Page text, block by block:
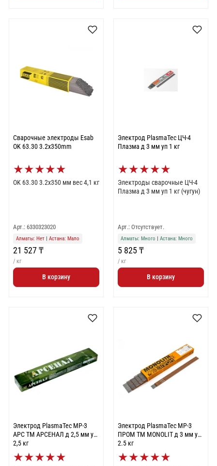
Сварочные электроды Esab
OK 63.30 3.2x350mm
★★★★★
OK 63.30 3.2x350 мм вес 4,1 кг
Арт.: 6330323020
Алматы: Нет| Астана: Мало
21 527 ₸
/ кг
В корзину
Электрод PlasmaTec ЦЧ-4
Плазма д 3 мм уп 1 кг
★★★★★
Электроды сварочные ЦЧ-4
Плазма д 3 мм уп 1 кг (чугун)
Арт.: Отсутствует.
Алматы: Много | Астана: Много
5 825 ₸
/ кг
В корзину
Электрод PlasmaTec МР-3
АРС TM АРСЕНАЛ д 2,5 мм уп
2,5 кг
★★★★★
Электрод PlasmaTec МР-3
ПРОМ TM MONOLIT д 3 мм уп
2.5 кг
★★★★★